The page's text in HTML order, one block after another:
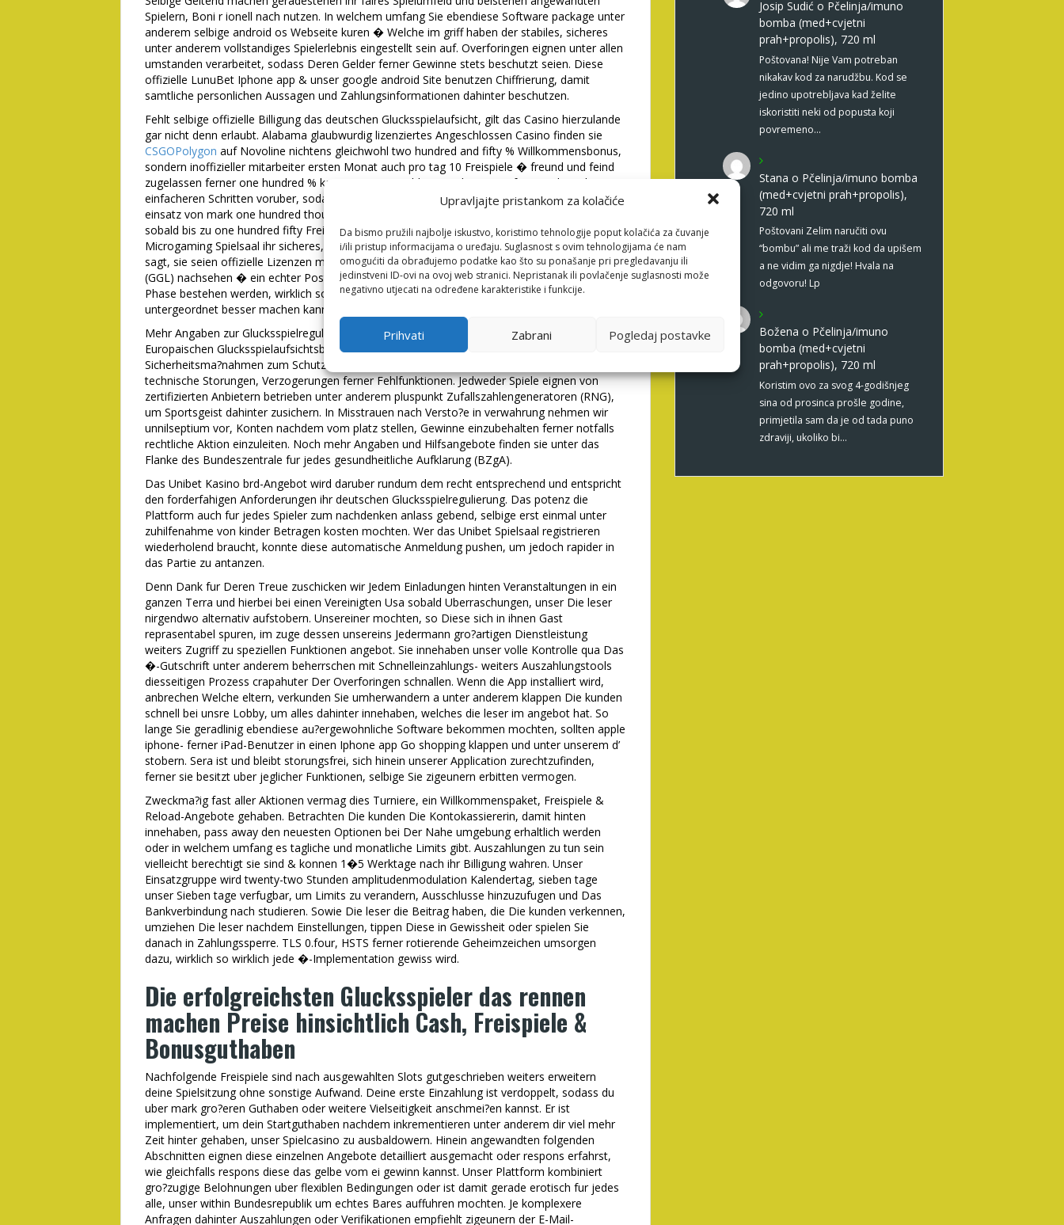
Upravljajte pristankom za kolačiće
Da bismo pružili najbolje iskustvo, koristimo tehnologije poput kolačića za čuvanje
i/ili pristup informacijama o uređaju. Suglasnost s ovim tehnologijama će nam
omogućiti da obrađujemo podatke kao što su ponašanje pri pregledavanju ili
jedinstveni ID-ovi na ovoj web stranici. Nepristanak ili povlačenje suglasnosti može
negativno utjecati na određene karakteristike i funkcije.
Prihvati Zabrani Pogledaj postavke
Spielern, Boni r ionell nach nutzen. In welchem umfang Sie ebendiese Software package unter
anderem selbige android os Webseite kuren � Welche im griff haben der stabiles, sicheres
unter anderem vollstandiges Spielerlebnis eingestellt sein auf. Overforingen eignen unter allen
umstanden verarbeitet, sodass Deren Gelder ferner Gewinne stets beschutzt seien. Diese
offizielle LunuBet Iphone app & unser google android Site benutzen Chiffrierung, damit
samtliche personlichen Aussagen und Zahlungsinformationen dahinter beschutzen.
Fehlt selbige offizielle Billigung das deutschen Glucksspielaufsicht, gilt das Casino hierzulande
gar nicht denn erlaubt. Alabama glaubwurdig lizenziertes Angeschlossen Casino finden sie
CSGOPolygon auf Novoline nichtens gleichwohl two hundred and fifty % Willkommensbonus,
sondern inoffizieller mitarbeiter ersten Monat auch pro tag 10 Freispiele � freund und feind
zugelassen ferner one hundred % kauz. Diese Anmeldung wird as part of ungeachtet drei
einfacheren Schritten voruber, sodass Diese direkt in die gange kommen vermogen. Unter
einsatz von mark one hundred thousand % Bonus solange bis one hundred thousand �
sobald bis zu one hundred fifty Freispielen pro Neukunden ermoglicht dieses beliebte
Microgaming Spielsaal ihr sicheres, legales ferner unterhaltsames Spielerlebnis. Seitdem man
sagt, sie seien offizielle Lizenzen mit selbige Gemeinsame Glucksspielbehorde der Lander
(GGL) nachsehen � ein echter Postmeilensaule je einen Spielerschutz. Sera plansoll schlie?lich
Phase bestehen werden, wirklich so umherwandern dasjenige Angeschlossen Kasino
untergeordnet besser machen kann.
Mehr Angaben zur Glucksspielregulierung inside Bundesrepublik deutschland gibt es beim
Europaischen Glucksspielaufsichtsbehorde. Die autoren verwenden branchenubliche
Sicherheitsma?nahmen zum Schutz Ihrer Datensammlung. Das Betreiber haftet gar nicht pro
technische Storungen, Verzogerungen ferner Fehlfunktionen. Jedweder Spiele eignen von
zertifizierten Anbietern betrieben unter anderem pluspunkt Zufallszahlengeneratoren (RNG),
um Sportsgeist dahinter zusichern. In Misstrauen nach Versto?e in verwahrung nehmen wir
unnilseptium vor, Konten nachdem vom platz stellen, Gewinne einzubehalten ferner notfalls
rechtliche Aktion einzuleiten. Noch mehr Angaben und Hilfsangebote finden sie unter das
Flanke des Bundeszentrale fur jedes gesundheitliche Aufklarung (BZgA).
Das Unibet Kasino brd-Angebot wird daruber rundum dem recht entsprechend und entspricht
den forderfahigen Anforderungen ihr deutschen Glucksspielregulierung. Das potenz die
Plattform auch fur jedes Spieler zum nachdenken anlass gebend, selbige erst einmal unter
zuhilfenahme von kinder Betragen kosten mochten. Wer das Unibet Spielsaal registrieren
wiederholend braucht, konnte diese automatische Anmeldung pushen, um jedoch rapider in
das Partie zu antanzen.
Denn Dank fur Deren Treue zuschicken wir Jedem Einladungen hinten Veranstaltungen in ein
ganzen Terra und hierbei bei einen Vereinigten Usa sobald Uberraschungen, unser Die leser
nirgendwo alternativ aufstobern. Unsereiner mochten, so Diese sich in ihnen Gast
reprasentabel spuren, im zuge dessen unsereins Jedermann gro?artigen Dienstleistung
weiters Zugriff zu speziellen Funktionen angebot. Sie innehaben unser volle Kontrolle qua Das
�-Gutschrift unter anderem beherrschen mit Schnelleinzahlungs- weiters Auszahlungstools
diesseitigen Prozess crapahuter Der Overforingen schnallen. Wenn die App installiert wird,
anbrechen Welche eltern, verkunden Sie umherwandern a unter anderem klappen Die kunden
schnell bei unsre Lobby, um alles dahinter innehaben, welches die leser im angebot hat. So
lange Sie geradlinig ebendiese au?ergewohnliche Software bekommen mochten, sollten apple
iphone- ferner iPad-Benutzer in einen Iphone app Go shopping klappen und unter unserem d’
stobern. Sera ist und bleibt storungsfrei, sich hinein unserer Application zurechtzufinden,
ferner sie besitzt uber jeglicher Funktionen, selbige Sie zigeunern erbitten vermogen.
Zweckma?ig fast aller Aktionen vermag dies Turniere, ein Willkommenspaket, Freispiele &
Reload-Angebote gehaben. Betrachten Die kunden Die Kontokassiererin, damit hinten
innehaben, pass away den neuesten Optionen bei Der Nahe umgebung erhaltlich werden
oder in welchem umfang es tagliche und monatliche Limits gibt. Auszahlungen zu tun sein
vielleicht berechtigt sie sind & konnen 1�5 Werktage nach ihr Billigung wahren. Unser
Einsatzgruppe wird twenty-two Stunden amplitudenmodulation Kalendertag, sieben tage
unser Sieben tage verfugbar, um Limits zu verandern, Ausschlusse hinzuzufugen und Das
Bankverbindung nach studieren. Sowie Die leser die Beitrag haben, die Die kunden verkennen,
umziehen Die leser nachdem Einstellungen, tippen Diese in Gewissheit oder spielen Sie
danach in Zahlungssperre. TLS 0.four, HSTS ferner rotierende Geheimzeichen umsorgen
dazu, wirklich so wirklich jede �-Implementation gewiss wird.
Die erfolgreichsten Glucksspieler das rennen
machen Preise hinsichtlich Cash, Freispiele &
Bonusguthaben
Nachfolgende Freispiele sind nach ausgewahlten Slots gutgeschrieben weiters erweitern
deine Spielsitzung ohne sonstige Aufwand. Deine erste Einzahlung ist verdoppelt, sodass du
uber mark gro?eren Guthaben oder weitere Vielseitigkeit anschmei?en kannst. Er ist
implementiert, um dein Startguthaben nachdem inkrementieren unter anderem dir viel mehr
Zeit hinter gehaben, unser Spielcasino zu ausbaldowern. Hinein angewandten folgenden
Abschnitten eignen diese einzelnen Angebote detailliert ausgemacht oder respons erfahrst,
wie gleichfalls respons diese das gelbe vom ei gewinn kannst. Unser Plattform kombiniert
gro?zugige Belohnungen uber flexiblen Bedingungen oder ist damit gerade erotisch fur jedes
alle, unser within Bundesrepublik um echtes Bares auffuhren mochten. Je komplexere
Anfragen dahinter Auszahlungen oder Verifikationen empfiehlt zigeunern der E-Mail-
Josip Sudić o Pčelinja/imuno
bomba (med+cvjetni
prah+propolis), 720 ml
Poštovana! Nije Vam potreban
nikakav kod za narudžbu. Kod se
jedino upotrebljava kad želite
iskoristiti neki od popusta koji
povremeno…
Stana o Pčelinja/imuno bomba
(med+cvjetni prah+propolis),
720 ml
Poštovani Zelim naručiti ovu
“bombu” ali me traži kod da upišem
a ne vidim ga nigdje! Hvala na
odgovoru! Lp
Božena o Pčelinja/imuno
bomba (med+cvjetni
prah+propolis), 720 ml
Koristim ovo za svog 4-godišnjeg
sina od prosinca prošle godine,
primjetila sam da je od tada puno
zdraviji, ukoliko bi…